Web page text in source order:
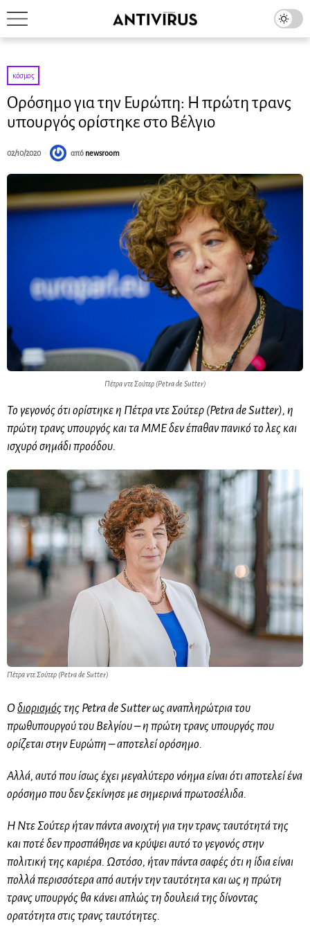
κόσμος
Ορόσημο για την Ευρώπη: Η πρώτη τρανς
υπουργός ορίστηκε στο Βέλγιο
02/10/2020 από newsroom
Πέτρα ντε Σούτερ (Petra de Sutter)
Το γεγονός ότι ορίστηκε η Πέτρα ντε Σούτερ (Petra de Sutter), η
πρώτη τρανς υπουργός και τα ΜΜΕ δεν έπαθαν πανικό το λες και
ισχυρό σημάδι προόδου.
Πέτρα ντε Σούτερ (Petra de Sutter)
Οδιορισμόςτης Petra de Sutter ως αναπληρώτρια του
πρωθυπουργού του Βελγίου – η πρώτη τρανς υπουργός που
ορίζεται στην Ευρώπη – αποτελεί ορόσημο.
Αλλά, αυτό που ίσως έχει μεγαλύτερο νόημα είναι ότι αποτελεί ένα
ορόσημο που δεν ξεκίνησε με σημερινά πρωτοσέλιδα.
Η Ντε Σούτερ ήταν πάντα ανοιχτή για την τρανς ταυτότητά της
και ποτέ δεν προσπάθησε να κρύψει αυτό το γεγονός στην
πολιτική της καριέρα. Ωστόσο, ήταν πάντα σαφές ότι η ίδια είναι
πολλά περισσότερα από αυτήν την ταυτότητα και ως η πρώτη
τρανς υπουργός θα κάνει απλώς τη δουλειά της δίνοντας
ορατότητα στις τρανς ταυτότητες.